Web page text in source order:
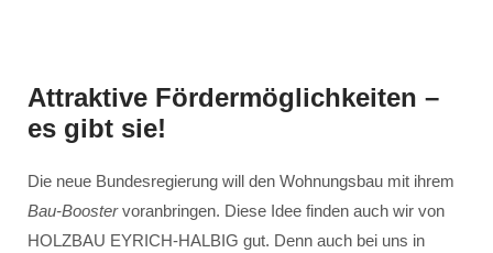
Attraktive Fördermöglichkeiten –
es gibt sie!
Die neue Bundesregierung will den Wohnungsbau mit ihrem
Bau-Boostervoranbringen. Diese Idee finden auch wir von
HOLZBAU EYRICH-HALBIG gut. Denn auch bei uns in